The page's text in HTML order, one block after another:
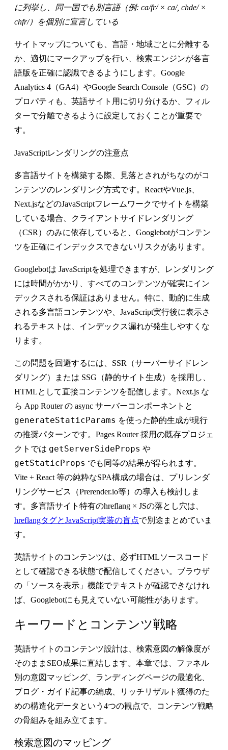
に列挙し、同一国でも別言語（例: ca/fr/ × ca/, chde/ ×
chfr/）を個別に宣言している
サイトマップについても、言語・地域ごとに分離する
か、適切にマークアップを行い、検索エンジンが各言
語版を正確に認識できるようにします。Google
Analytics 4（GA4）やGoogle Search Console（GSC）の
プロパティも、英語サイト用に切り分けるか、フィル
ターで分離できるように設定しておくことが重要で
す。
JavaScriptレンダリングの注意点
多言語サイトを構築する際、見落とされがちなのがコ
ンテンツのレンダリング方式です。ReactやVue.js、
Next.jsなどのJavaScriptフレームワークでサイトを構築
している場合、クライアントサイドレンダリング
（CSR）のみに依存していると、Googlebotがコンテン
ツを正確にインデックスできないリスクがあります。
Googlebotは JavaScriptを処理できますが、レンダリング
には時間がかかり、すべてのコンテンツが確実にイン
デックスされる保証はありません。特に、動的に生成
される多言語コンテンツや、JavaScript実行後に表示さ
れるテキストは、インデックス漏れが発生しやすくな
ります。
この問題を回避するには、SSR（サーバーサイドレン
ダリング）または SSG（静的サイト生成）を採用し、
HTMLとして直接コンテンツを配信します。Next.js な
ら App Router の async サーバーコンポーネントと
generateStaticParams を使った静的生成が現行
の推奨パターンです。Pages Router 採用の既存プロジェ
クトでは getServerSideProps や
getStaticProps でも同等の結果が得られます。
Vite + React 等の純粋なSPA構成の場合は、プリレンダ
リングサービス（Prerender.io等）の導入も検討しま
す。多言語サイト特有のhreflang × JSの落とし穴は、
hreflangタグとJavaScript実装の盲点で別途まとめていま
す。
英語サイトのコンテンツは、必ずHTMLソースコード
として確認できる状態で配信してください。ブラウザ
の「ソースを表示」機能でテキストが確認できなけれ
ば、Googlebotにも見えていない可能性があります。
キーワードとコンテンツ戦略
英語サイトのコンテンツ設計は、検索意図の解像度が
そのままSEO成果に直結します。本章では、ファネル
別の意図マッピング、ランディングページの最適化、
ブログ・ガイド記事の編成、リッチリザルト獲得のた
めの構造化データという4つの観点で、コンテンツ戦略
の骨組みを組み立てます。
検索意図のマッピング